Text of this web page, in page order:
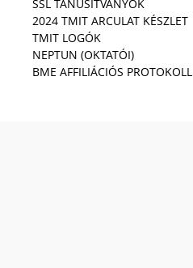
SSL TANÚSÍTVÁNYOK
2024 TMIT ARCULAT KÉSZLET
TMIT LOGÓK
NEPTUN (OKTATÓI)
BME AFFILIÁCIÓS PROTOKOLL